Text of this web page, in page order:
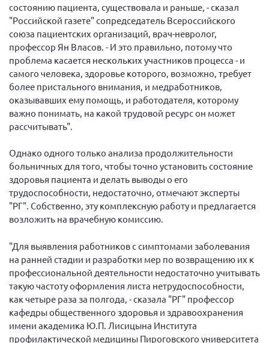
Алтайский край
Архангельская область
Брянская область
Владимирская область
Волгоградская область
Воронежская область
Ивановская область
Кемеровская область
Кировская область
Краснодарский край
Красноярский край
Ленинградская область
г. Москва
Московская область
Мурманская область
Нижегородская область
состоянию пациента, существовала и раньше, - сказал
"Российской газете" сопредседатель Всероссийского
союза пациентских организаций, врач-невролог,
профессор Ян Власов. - И это правильно, потому что
проблема касается нескольких участников процесса - и
самого человека, здоровье которого, возможно, требует
более пристального внимания, и медработников,
оказывавших ему помощь, и работодателя, которому
важно понимать, на какой трудовой ресурс он может
рассчитывать".
Однако одного только анализа продолжительности
больничных для того, чтобы точно установить состояние
здоровья пациента и делать выводы о его
трудоспособности, недостаточно, отмечают эксперты
"РГ". Собственно, эту комплексную работу и предлагается
возложить на врачебную комиссию.
"Для выявления работников с симптомами заболевания
на ранней стадии и разработки мер по возвращению их к
профессиональной деятельности недостаточно учитывать
такую частоту оформления листа нетрудоспособности,
как четыре раза за полгода, - сказала "РГ" профессор
кафедры общественного здоровья и здравоохранения
имени академика Ю.П. Лисицына Института
профилактической медицины Пироговского университета